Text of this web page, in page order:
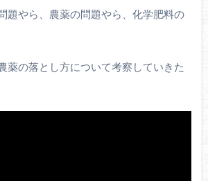
題やら、農薬の問題やら、化学肥料の
薬の落とし方について考察していきた